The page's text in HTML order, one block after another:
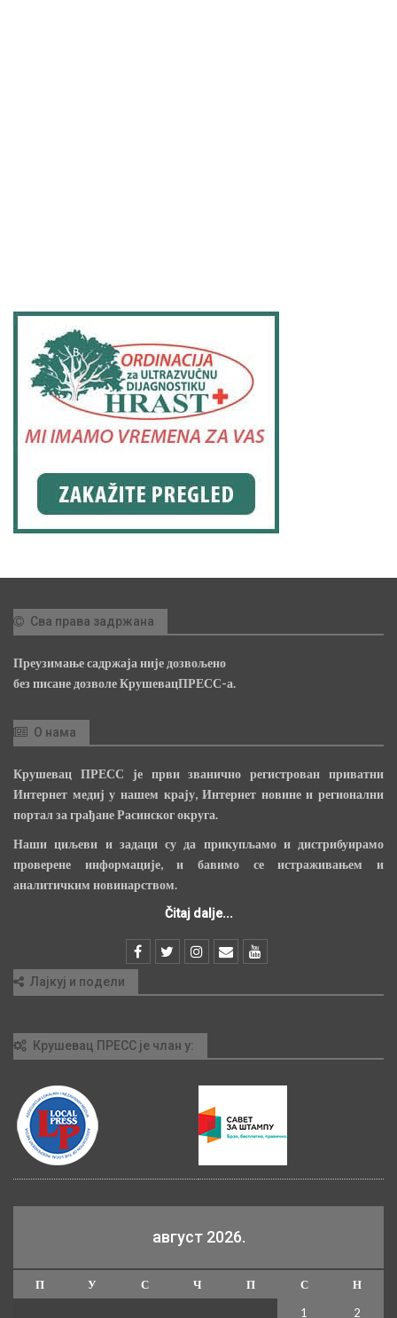
Сва права задржана
Преузимање садржаја није дозвољено
без писане дозволе КрушевацПРЕСС-а.
О нама
Крушевац ПРЕСС је први званично регистрован приватни
Интернет медиј у нашем крају, Интернет новине и регионални
портал за грађане Расинског округа.
Наши циљеви и задаци су да прикупљамо и дистрибуирамо
проверене информације, и бавимо се истраживањем и
аналитичким новинарством.
Čitaj dalje...
Лајкуј и подели
Крушевац ПРЕСС је члан у:
август 2026.
П У С Ч П С
Н
1
2